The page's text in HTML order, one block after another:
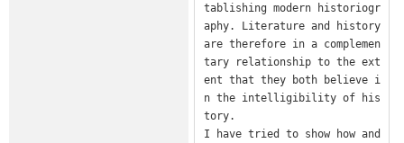
tablishing modern historiogr
aphy. Literature and history
are therefore in a complemen
tary relationship to the ext
ent that they both believe i
n the intelligibility of his
tory.
I have tried to show how and